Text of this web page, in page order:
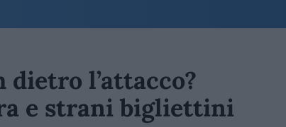
dietro l’attacco?
e strani bigliettini